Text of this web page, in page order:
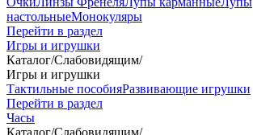
настольныеМонокуляры
Перейти в раздел
Игры и игрушки
Каталог/Слабовидящим/
Игры и игрушки
Тактильные пособияРазвивающие игрушки
Перейти в раздел
Часы
Каталог/Слабовидящим/